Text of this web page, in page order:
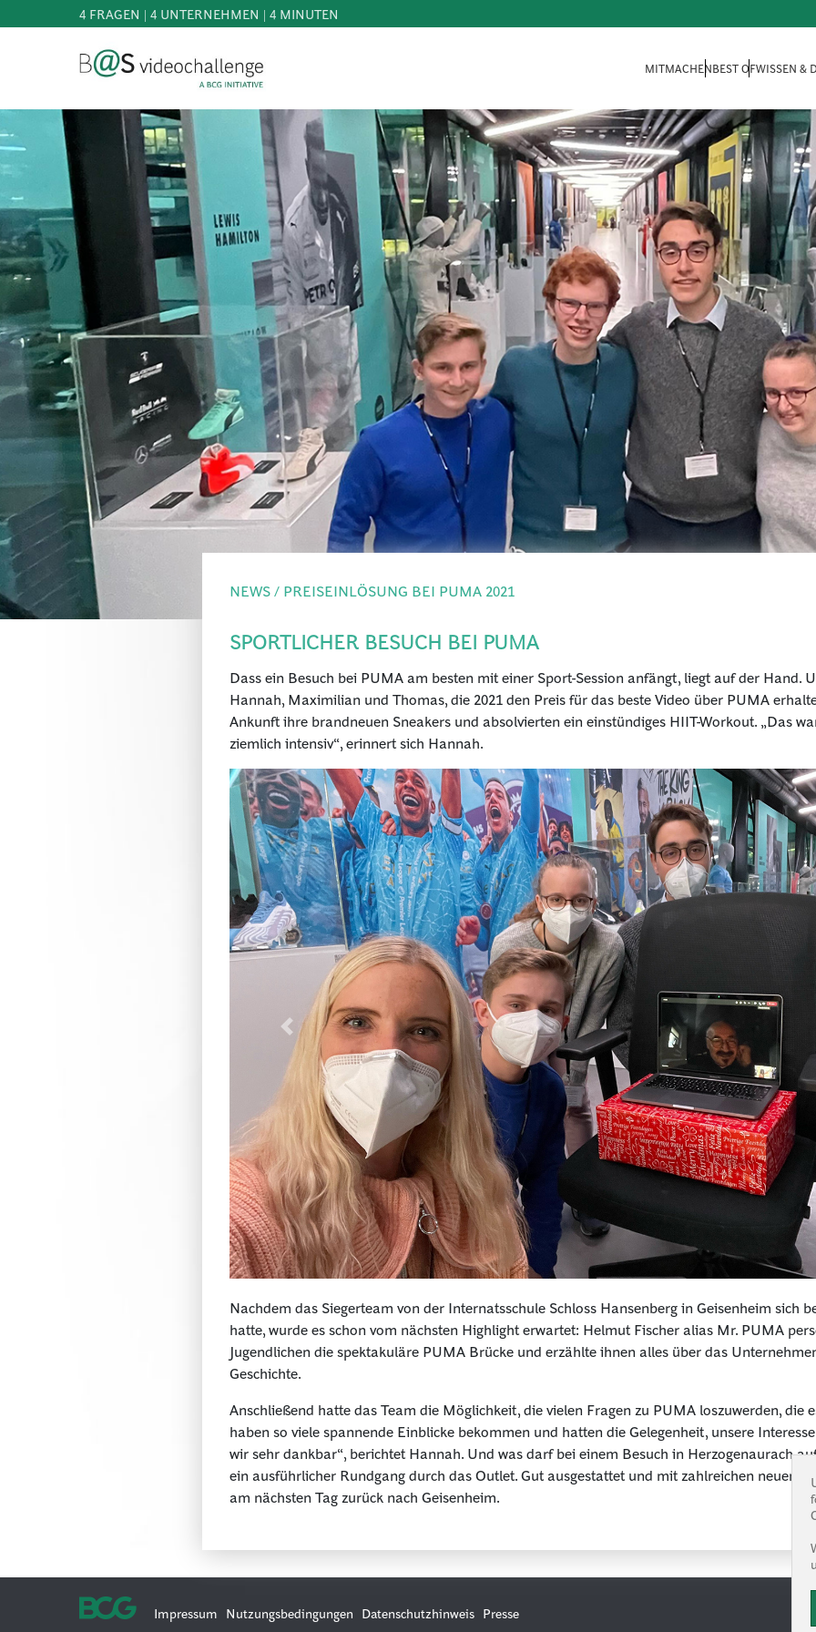
4 FRAGEN | 4 UNTERNEHMEN | 4 MINUTEN
MITMACHENBEST OFWISSEN &
MITMACHEN
BEST
OF
&
DOWNLOADS
FAQ
SCHIRMHERRSCHAFT
NEWS
PRESSE
ANMELDEN
NEWS / PREISEINLÖSUNG BEI PUMA 2021
SPORTLICHER BESUCH BEI PUMA
Dass ein Besuch bei PUMA am besten mit einer Sport-Session anfängt, liegt auf der Hand.
Hannah, Maximilian und Thomas, die 2021 den Preis für das beste Video über PUMA
Ankunft ihre brandneuen Sneakers und absolvierten ein einstündiges HIIT-Workout. „Das
ziemlich intensiv“, erinnert sich Hannah.
Previous
Nachdem das Siegerteam von der Internatsschule Schloss Hansenberg in Geisenheim sich
hatte, wurde es schon vom nächsten Highlight erwartet: Helmut Fischer alias Mr. PUMA
Jugendlichen die spektakuläre PUMA Brücke und erzählte ihnen alles über das
Geschichte.
Anschließend hatte das Team die Möglichkeit, die vielen Fragen zu PUMA loszuwerden, die
haben so viele spannende Einblicke bekommen und hatten die Gelegenheit, unsere
wir sehr dankbar“, berichtet Hannah. Und was darf bei einem Besuch in Herzogenaurach
ein ausführlicher Rundgang durch das Outlet. Gut ausgestattet und mit zahlreichen neuen
am nächsten Tag zurück nach Geisenheim.
Impressum Nutzungsbedingungen Datenschutzhinweis Presse
b@Svideochallenge - A BCG INITIATIVE
Registriere dich als Teilnehmer*in
Geburtsdatum*
E-Mail-Adresse*
E-Mail-Adresse*
Jetzt registrieren